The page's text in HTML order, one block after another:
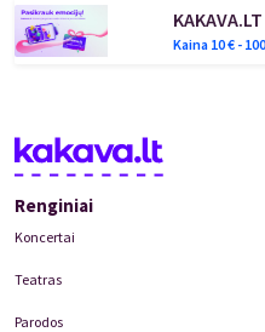
Kaina 10€ - 100
Renginiai
Koncertai
Teatras
Parodos